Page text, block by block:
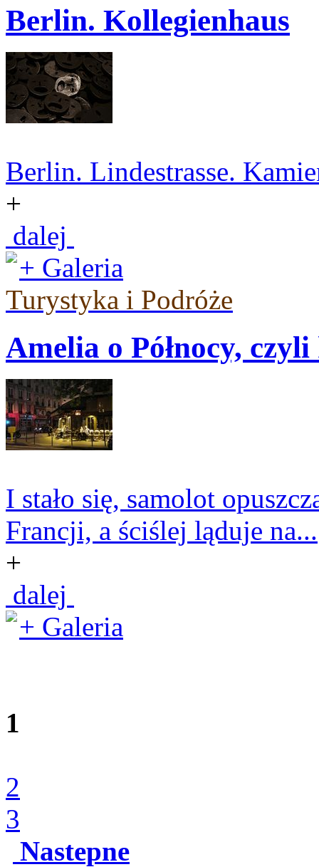
Berlin. Kollegienhaus
Berlin. Lindestrasse.
+
dalej
+ Galeria
Turystyka i Podróże
Amelia o Północy,
I stało się, samolot
Francji, a ściślej ląduje na...
+
dalej
+ Galeria
1
2
3
Nastepne